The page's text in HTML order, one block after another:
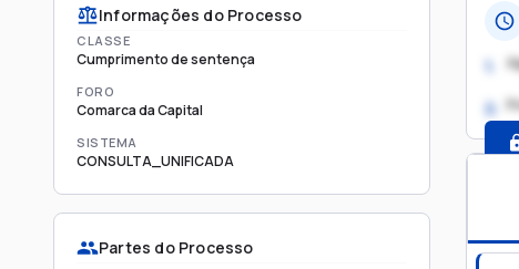
Informações do Processo
CLASSE
Cumprimento de sentença
FORO
Comarca da Capital
SISTEMA
CONSULTA_UNIFICADA
Partes do Processo
1.
2.